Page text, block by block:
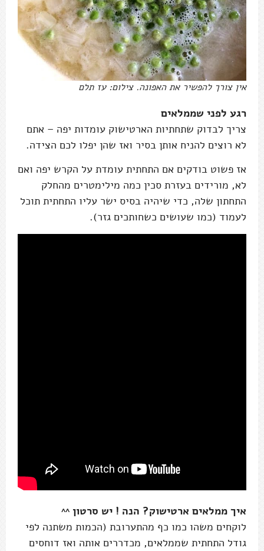
אין צורך להפשיר את האפונה. צילום: עז תלם
רגע לפני שממלאים
צריך לבדוק שתחתיות הארטישוק עומדות יפה – אתם
לא רוצים להניח אותן בסיר ואז שהן יפלו לכם הצידה.
אז פשוט בודקים אם התחתית עומדת על הקרש יפה ואם
לא, מורידים בעזרת סכין כמה מילימטרים מהחלק
התחתון שלה, כדי שיהיה בסיס ישר עליו התחתית תוכל
לעמוד (כמו שעושים כשחותכים גזר).
איך ממלאים ארטישוק? הנה ! יש סרטון ^^
לוקחים משהו כמו כף מהתערובת (הכמות משתנה לפי
גודל התחתית שממלאים, מכדררים אותה ואז דוחסים